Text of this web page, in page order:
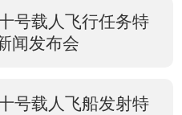
号载人飞行任务特
闻发布会
号载人飞船发射特